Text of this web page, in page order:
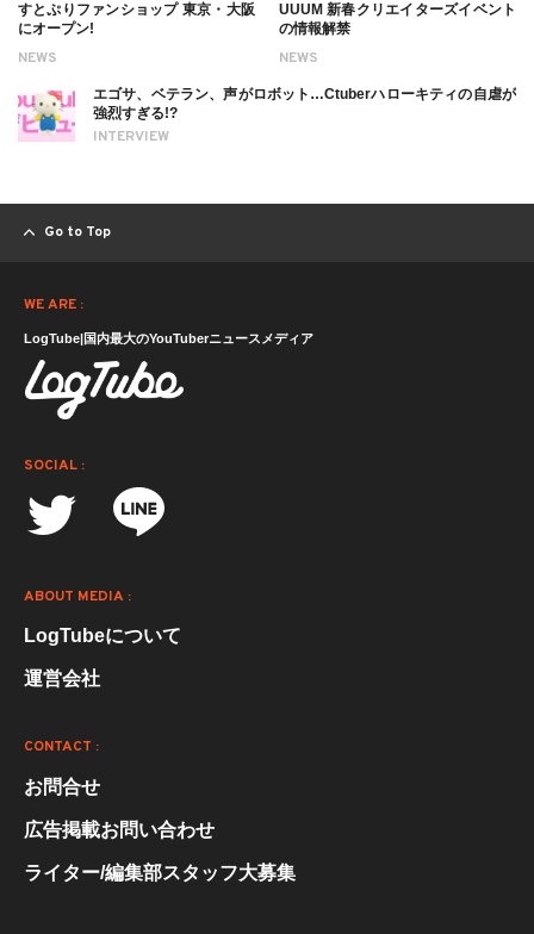
NEWS
すとぷりファンショップ 東京・大阪
にオープン!
NEWS
UUUM 新春クリエイターズイベント
の情報解禁
INTERVIEW
エゴサ、ベテラン、声がロボット…Ctuberハローキティの自虐が
強烈すぎる!?
Go to Top
WE ARE :
LogTube|国内最大のYouTuberニュースメディア
SOCIAL :
ABOUT MEDIA :
LogTubeについて
運営会社
CONTACT :
お問合せ
広告掲載お問い合わせ
ライター/編集部スタッフ大募集